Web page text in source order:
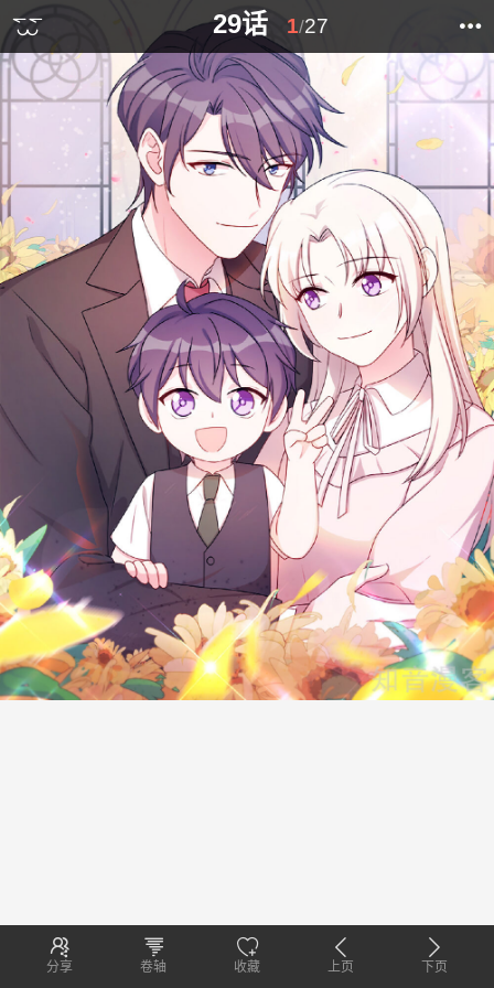
29话 1/27
分享 卷轴 收藏 上页 下页